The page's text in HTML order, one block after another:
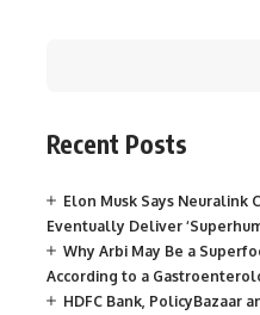
Recent Posts
Elon Musk Says Neuralink
Eventually Deliver
Why Arbi May Be a
According to a
HDFC Bank, PolicyBazaar